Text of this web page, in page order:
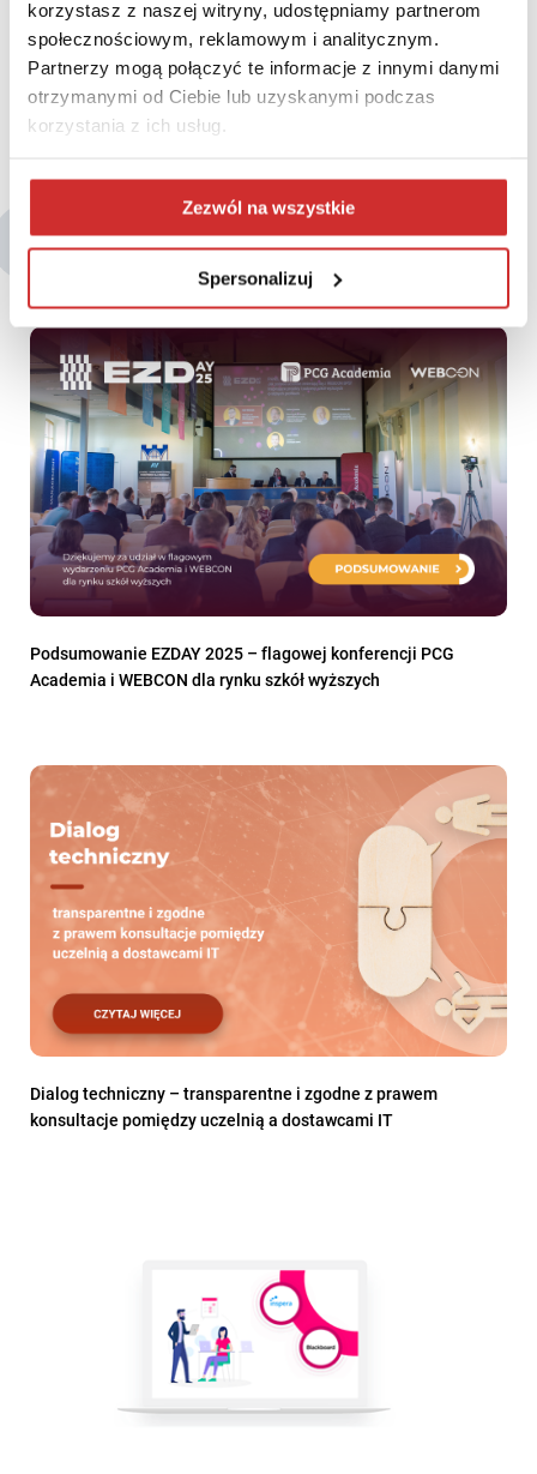
korzystasz z naszej witryny, udostępniamy partnerom
społecznościowym, reklamowym i analitycznym.
Partnerzy mogą połączyć te informacje z innymi danymi
otrzymanymi od Ciebie lub uzyskanymi podczas
korzystania z ich usług.
Zezwól na wszystkie
Spersonalizuj
Być może zainteresują Cię także:
Podsumowanie EZDAY 2025 – flagowej konferencji PCG
Academia i WEBCON dla rynku szkół wyższych
Dialog techniczny – transparentne i zgodne z prawem
konsultacje pomiędzy uczelnią a dostawcami IT